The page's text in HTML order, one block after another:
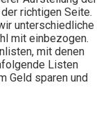
richtigen Seite.
unterschiedliche
mit einbezogen.
mit denen
Listen
Geld sparen und